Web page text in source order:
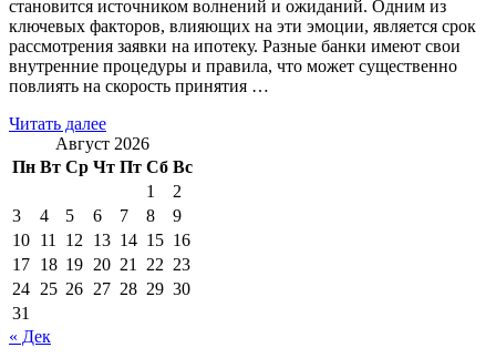
становится источником волнений и ожиданий. Одним из
ключевых факторов, влияющих на эти эмоции, является срок
рассмотрения заявки на ипотеку. Разные банки имеют свои
внутренние процедуры и правила, что может существенно
повлиять на скорость принятия …
Читать далее
Август 2026
Пн Вт Ср Чт Пт Сб Вс
1
2
3
4 5 6 7 8
9
10 11 12 13 14 15 16
17 18 19 20 21 22 23
24 25 26 27 28 29 30
31
« Дек